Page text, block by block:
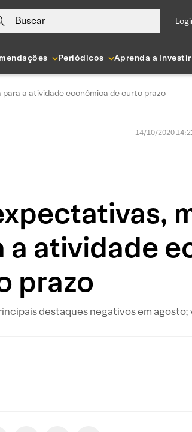
Buscar
Periódicos Aprenda a Investir
a atividade econômica de curto prazo
14/10/2020
a atividade
prazo
destaques negativos em